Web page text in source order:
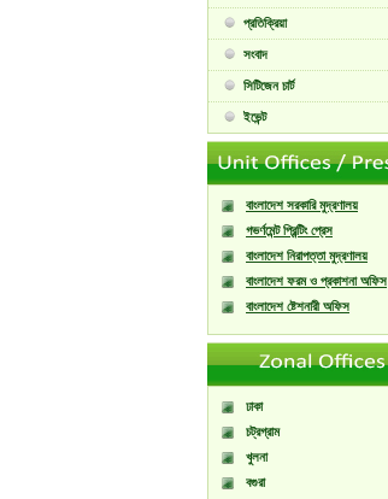
প্রতিক্রিয়া
সংবাদ
সিটিজেন চার্ট
ইভেন্ট
বাংলাদেশ সরকারি মুদ্রণালয়
গভর্ণমেন্ট প্রিন্টিং প্রেস
বাংলাদেশ নিরাপত্তা মুদ্রণালয়
বাংলাদেশ ফরম ও প্রকাশনা অফিস
বাংলাদেশ ষ্টেশনারী অফিস
ঢাকা
চট্রগ্রাম
খুলনা
বগুরা